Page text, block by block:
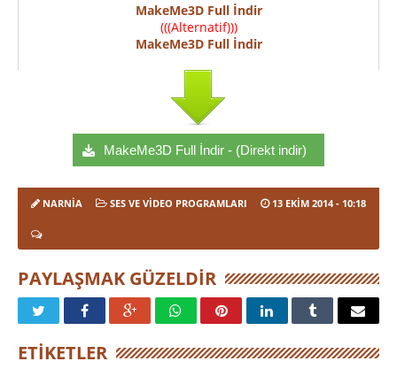
MakeMe3D Full İndir
(((Alternatif)))
MakeMe3D Full İndir
MakeMe3D Full İndir - (Direkt indir)
NARNIA SES VE VIDEO PROGRAMLARI 13 EKIM 2014- 10:18
PAYLAŞMAK GÜZELDIR
ETIKETLER